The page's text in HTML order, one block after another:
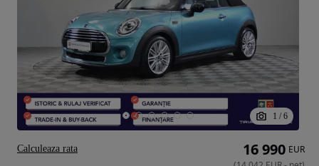
1 / 6
16 990 EUR
Calculeaza rata